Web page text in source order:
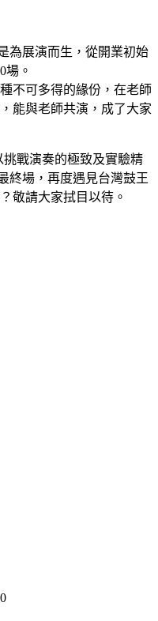
為展演而生，從開業初始
場。
不可多得的緣份，在老師
能與老師共演，成了大家
戰演奏的極致及實驗精
終場，再度遇見台灣鼓王
敬請大家拭目以待。